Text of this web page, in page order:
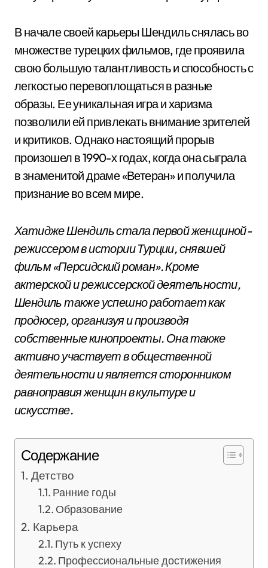
В начале своей карьеры Шендиль снялась во
множестве турецких фильмов, где проявила
свою большую талантливость и способность с
легкостью перевоплощаться в разные
образы. Ее уникальная игра и харизма
позволили ей привлекать внимание зрителей
и критиков. Однако настоящий прорыв
произошел в 1990-х годах, когда она сыграла
в знаменитой драме «Ветеран» и получила
признание во всем мире.
Хатидже Шендиль стала первой женщиной-
режиссером в истории Турции, снявшей
фильм «Персидский роман». Кроме
актерской и режиссерской деятельности,
Шендиль также успешно работает как
продюсер, организуя и производя
собственные кинопроекты. Она также
активно участвует в общественной
деятельности и является сторонником
равноправия женщин в культуре и
искусстве.
Содержание
Детство
Ранние годы
Образование
Карьера
Путь к успеху
Профессиональные достижения